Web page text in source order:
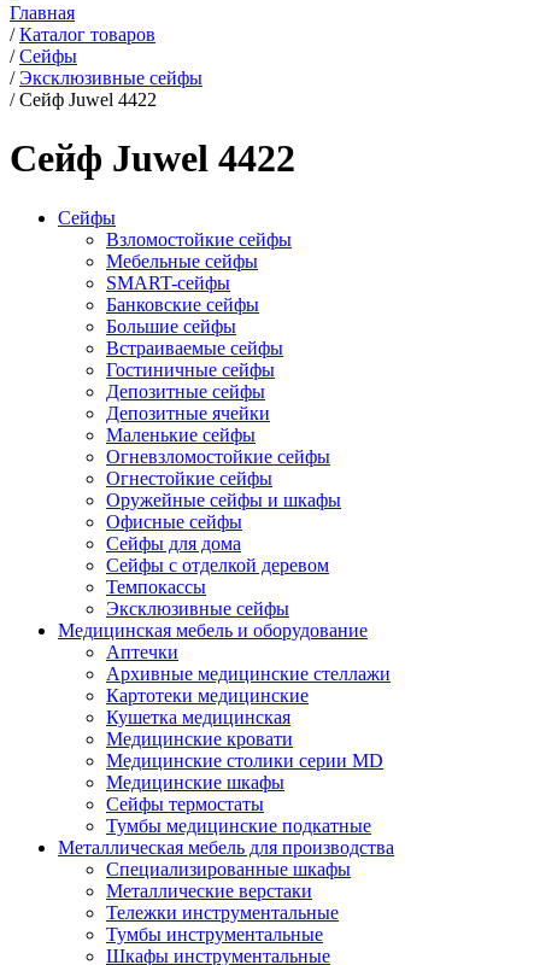
Главная
/ Каталог товаров
/ Сейфы
/ Эксклюзивные сейфы
/ Сейф Juwel 4422
Сейф Juwel 4422
Сейфы
Взломостойкие сейфы
Мебельные сейфы
SMART-сейфы
Банковские сейфы
Большие сейфы
Встраиваемые сейфы
Гостиничные сейфы
Депозитные сейфы
Депозитные ячейки
Маленькие сейфы
Огневзломостойкие сейфы
Огнестойкие сейфы
Оружейные сейфы и шкафы
Офисные сейфы
Сейфы для дома
Сейфы с отделкой деревом
Темпокассы
Эксклюзивные сейфы
Медицинская мебель и оборудование
Аптечки
Архивные медицинские стеллажи
Картотеки медицинские
Кушетка медицинская
Медицинские кровати
Медицинские столики серии MD
Медицинские шкафы
Сейфы термостаты
Тумбы медицинские подкатные
Металлическая мебель для производства
Cпециализированные шкафы
Металлические верстаки
Тележки инструментальные
Тумбы инструментальные
Шкафы инструментальные